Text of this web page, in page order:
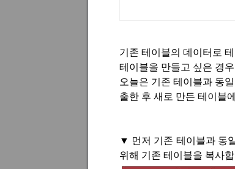
기존 테이블의 데이터로
테이블을 만들고 싶은 경
오늘은 기존 테이블과 동
출한 후 새로 만든 테이블
▼ 먼저 기존 테이블과 동
위해 기존 테이블을 복사